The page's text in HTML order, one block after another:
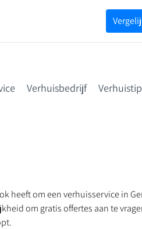
Verhuisbedrijf
heeft om een verhuisservice in
om gratis offertes aan te